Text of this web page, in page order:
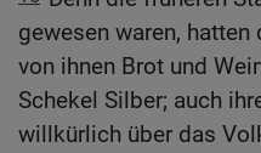
gewesen waren,
von ihnen Brot und
Schekel Silber; auch
willkürlich über das